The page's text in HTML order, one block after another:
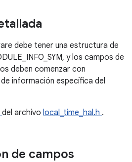
debe tener una estructura de
y los campos de
deben comenzar con
información específica del
del archivo local_time_hal.h .
de campos